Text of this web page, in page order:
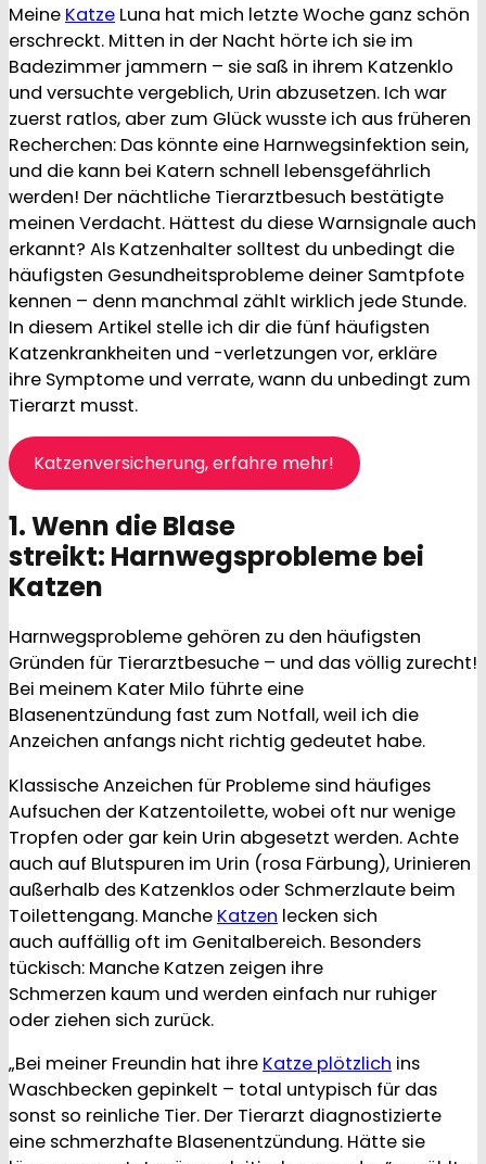
Meine Katze Luna hat mich letzte Woche ganz schön
erschreckt. Mitten in der Nacht hörte ich sie im
Badezimmer jammern – sie saß in ihrem Katzenklo
und versuchte vergeblich, Urin abzusetzen. Ich war
zuerst ratlos, aber zum Glück wusste ich aus früheren
Recherchen: Das könnte eine Harnwegsinfektion sein,
und die kann bei Katern schnell lebensgefährlich
werden! Der nächtliche Tierarztbesuch bestätigte
meinen Verdacht. Hättest du diese Warnsignale auch
erkannt? Als Katzenhalter solltest du unbedingt die
häufigsten Gesundheitsprobleme deiner Samtpfote
kennen – denn manchmal zählt wirklich jede Stunde.
In diesem Artikel stelle ich dir die fünf häufigsten
Katzenkrankheiten und -verletzungen vor, erkläre
ihre Symptome und verrate, wann du unbedingt zum
Tierarzt musst.
Katzenversicherung, erfahre mehr!
1. Wenn die Blase
streikt: Harnwegsprobleme bei
Katzen
Harnwegsprobleme gehören zu den häufigsten
Gründen für Tierarztbesuche – und das völlig zurecht!
Bei meinem Kater Milo führte eine
Blasenentzündung fast zum Notfall, weil ich die
Anzeichen anfangs nicht richtig gedeutet habe.
Klassische Anzeichen für Probleme sind häufiges
Aufsuchen der Katzentoilette, wobei oft nur wenige
Tropfen oder gar kein Urin abgesetzt werden. Achte
auch auf Blutspuren im Urin (rosa Färbung), Urinieren
außerhalb des Katzenklos oder Schmerzlaute beim
Toilettengang. Manche Katzen lecken sich
auch auffällig oft im Genitalbereich. Besonders
tückisch: Manche Katzen zeigen ihre
Schmerzen kaum und werden einfach nur ruhiger
oder ziehen sich zurück.
„Bei meiner Freundin hat ihre Katze plötzlich ins
Waschbecken gepinkelt – total untypisch für das
sonst so reinliche Tier. Der Tierarzt diagnostizierte
eine schmerzhafte Blasenentzündung. Hätte sie